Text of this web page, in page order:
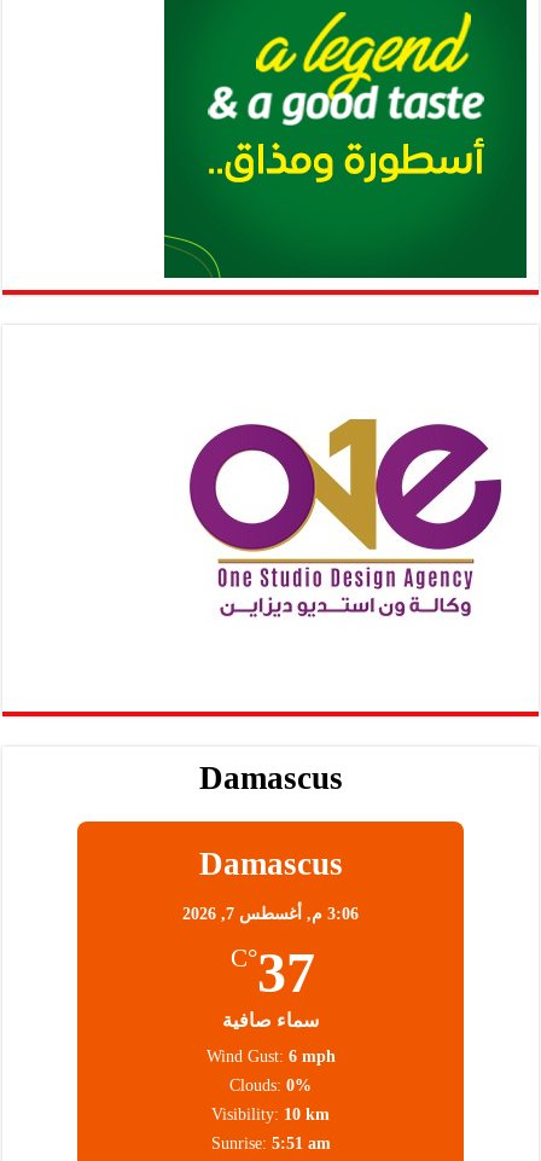
Damascus
Damascus
3:06 م, أغسطس 7, 2026
37
°C
سماء صافية
Wind Gust: 6 mph
Clouds: 0%
Visibility: 10 km
Sunrise: 5:51 am